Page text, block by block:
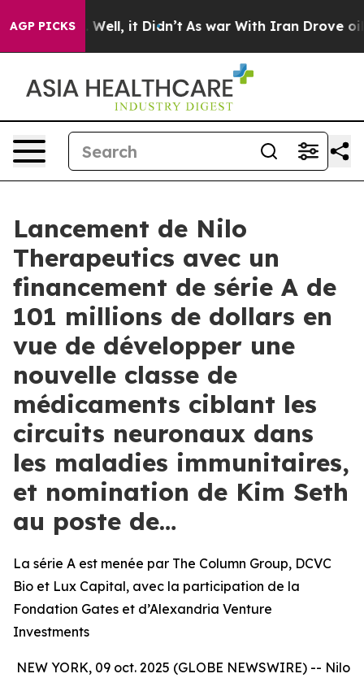
AGP PICKS
40%. Well, it Didn’t As war With Iran Drove oil
Lancement de Nilo
Therapeutics avec un
financement de série A de
101 millions de dollars en
vue de développer une
nouvelle classe de
médicaments ciblant les
circuits neuronaux dans
les maladies immunitaires,
et nomination de Kim Seth
au poste de…
La série A est menée par The Column Group, DCVC
Bio et Lux Capital, avec la participation de la
Fondation Gates et d’Alexandria Venture
Investments
NEW YORK, 09 oct. 2025 (GLOBE NEWSWIRE) -- Nilo